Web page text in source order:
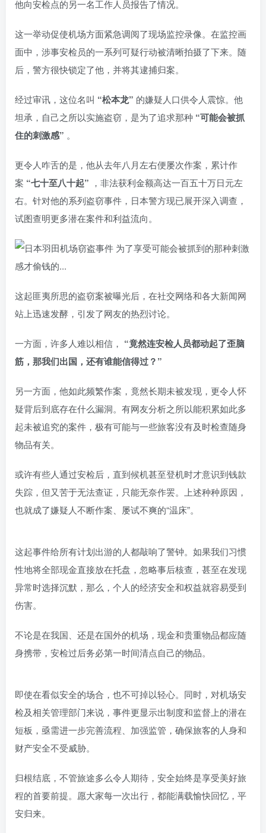
他向安检点的另一名工作人员报告了情况。
这一举动促使机场方面紧急调阅了现场监控录像。在监控画
面中，涉事安检员的一系列可疑行动被清晰拍摄了下来。随
后，警方很快锁定了他，并将其逮捕归案。
经过审讯，这位名叫 “松本龙” 的嫌疑人口供令人震惊。他
坦承，自己之所以实施盗窃，是为了追求那种 “可能会被抓
住的刺激感” 。
更令人咋舌的是，他从去年八月左右便屡次作案，累计作
案 “七十至八十起” ，非法获利金额高达一百五十万日元左
右。针对他的系列盗窃事件，日本警方现已展开深入调查，
试图查明更多潜在案件和利益流向。
这起匪夷所思的盗窃案被曝光后，在社交网络和各大新闻网
站上迅速发酵，引发了网友的热烈讨论。
一方面，许多人难以相信， “竟然连安检人员都动起了歪脑
筋，那我们出国，还有谁能信得过？”
另一方面，他如此频繁作案，竟然长期未被发现，更令人怀
疑背后到底存在什么漏洞。有网友分析之所以能积累如此多
起未被追究的案件，极有可能与一些旅客没有及时检查随身
物品有关。
或许有些人通过安检后，直到候机甚至登机时才意识到钱款
失踪，但又苦于无法查证，只能无奈作罢。上述种种原因，
也就成了嫌疑人不断作案、屡试不爽的“温床”。
这起事件给所有计划出游的人都敲响了警钟。如果我们习惯
性地将全部现金直接放在托盘，忽略事后核查，甚至在发现
异常时选择沉默，那么，个人的经济安全和权益就容易受到
伤害。
不论是在我国、还是在国外的机场，现金和贵重物品都应随
身携带，安检过后务必第一时间清点自己的物品。
即使在看似安全的场合，也不可掉以轻心。同时，对机场安
检及相关管理部门来说，事件更显示出制度和监督上的潜在
短板，亟需进一步完善流程、加强监管，确保旅客的人身和
财产安全不受威胁。
归根结底，不管旅途多么令人期待，安全始终是享受美好旅
程的首要前提。愿大家每一次出行，都能满载愉快回忆，平
安归来。